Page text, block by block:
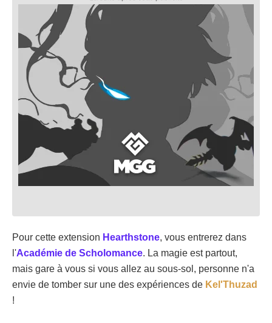
Pour cette extension Hearthstone, vous entrerez dans
l'Académie de Scholomance. La magie est partout,
mais gare à vous si vous allez au sous-sol, personne n'a
envie de tomber sur une des expériences de Kel'Thuzad
!